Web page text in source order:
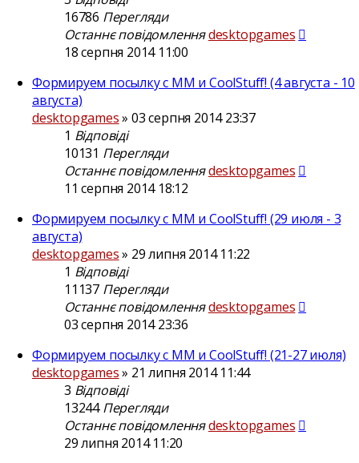
16786 Перегляди
Останнє повідомленняdesktopgames
18 серпня 2014 11:00
Формируем посылку с ММ и CoolStuff! (4 августа - 10
августа)
desktopgames»03 серпня 2014 23:37
1 Відповіді
10131 Перегляди
Останнє повідомленняdesktopgames
11 серпня 2014 18:12
Формируем посылку с ММ и CoolStuff! (29 июля - 3
августа)
desktopgames» 29 липня 2014 11:22
1 Відповіді
11137 Перегляди
Останнє повідомленняdesktopgames
03 серпня 2014 23:36
Формируем посылку с ММ и CoolStuff! (21-27 июля)
desktopgames» 21 липня 2014 11:44
3 Відповіді
13244Перегляди
Останнє повідомленняdesktopgames
29 липня 2014 11:20